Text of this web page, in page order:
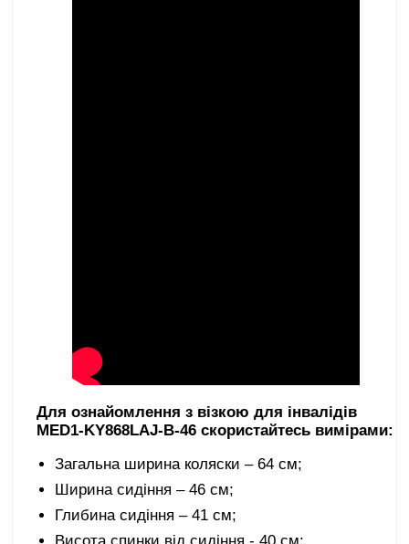
Для ознайомлення з візкою для інвалідів
MED1-KY868LAJ-B-46 скористайтесь вимірами:
Загальна ширина коляски – 64 см;
Ширина сидіння – 46 см;
Глибина сидіння – 41 см;